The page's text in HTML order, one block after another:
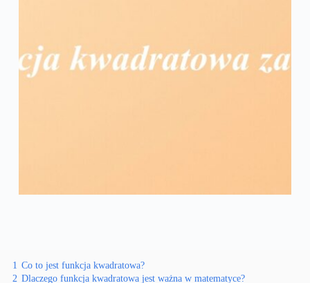
1 Co to jest funkcja kwadratowa?
2 Dlaczego funkcja kwadratowa jest ważna w matematyce?